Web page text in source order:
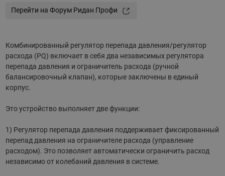
Перейти на Форум Ридан Профи
Комбинированный регулятор перепада давления/регулятор
расхода (PQ) включает в себя два независимых регулятора
перепада давления и ограничитель расхода (ручной
балансировочный клапан), которые заключены в единый
корпус.
Это устройство выполняет две функции:
1) Регулятор перепада давления поддерживает фиксированный
перепад давления на ограничителе расхода (управление
расходом). Это позволяет автоматически ограничить расход
независимо от колебаний давления в системе.